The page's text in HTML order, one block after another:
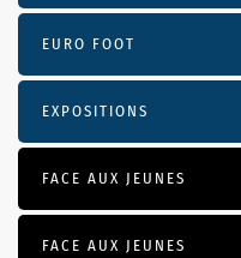
EURO FOOT
EXPOSITIONS
FACE AUX JEUNES
FACE AUX JEUNES